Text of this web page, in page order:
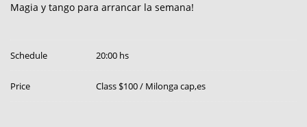
Magia y tango para arrancar la semana!
Schedule 20:00 hs
Price Class $100 / Milonga cap,es